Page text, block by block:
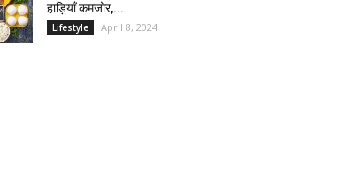
हाड़ियाँ कमजोर,...
Lifestyle April 8, 2024